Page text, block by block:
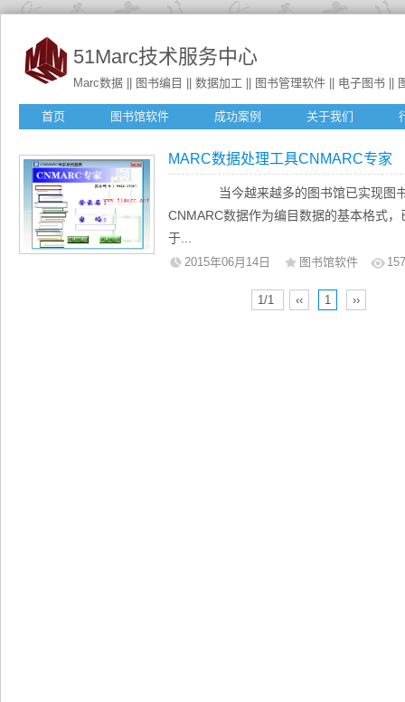
51Marc技术服务中心
Marc数据 || 图书编目 || 数据加工 || 图书管理软件 || 电子图书 ||
首页 图书馆软件 成功案例 关于我们
MARC数据处理工具CNMARC专家
当今越来越多的图书馆已实现图书
CNMARC数据作为编目数据的基本格式
于...
2015年06月14日 图书馆软件
1/1 ‹‹ 1 ››